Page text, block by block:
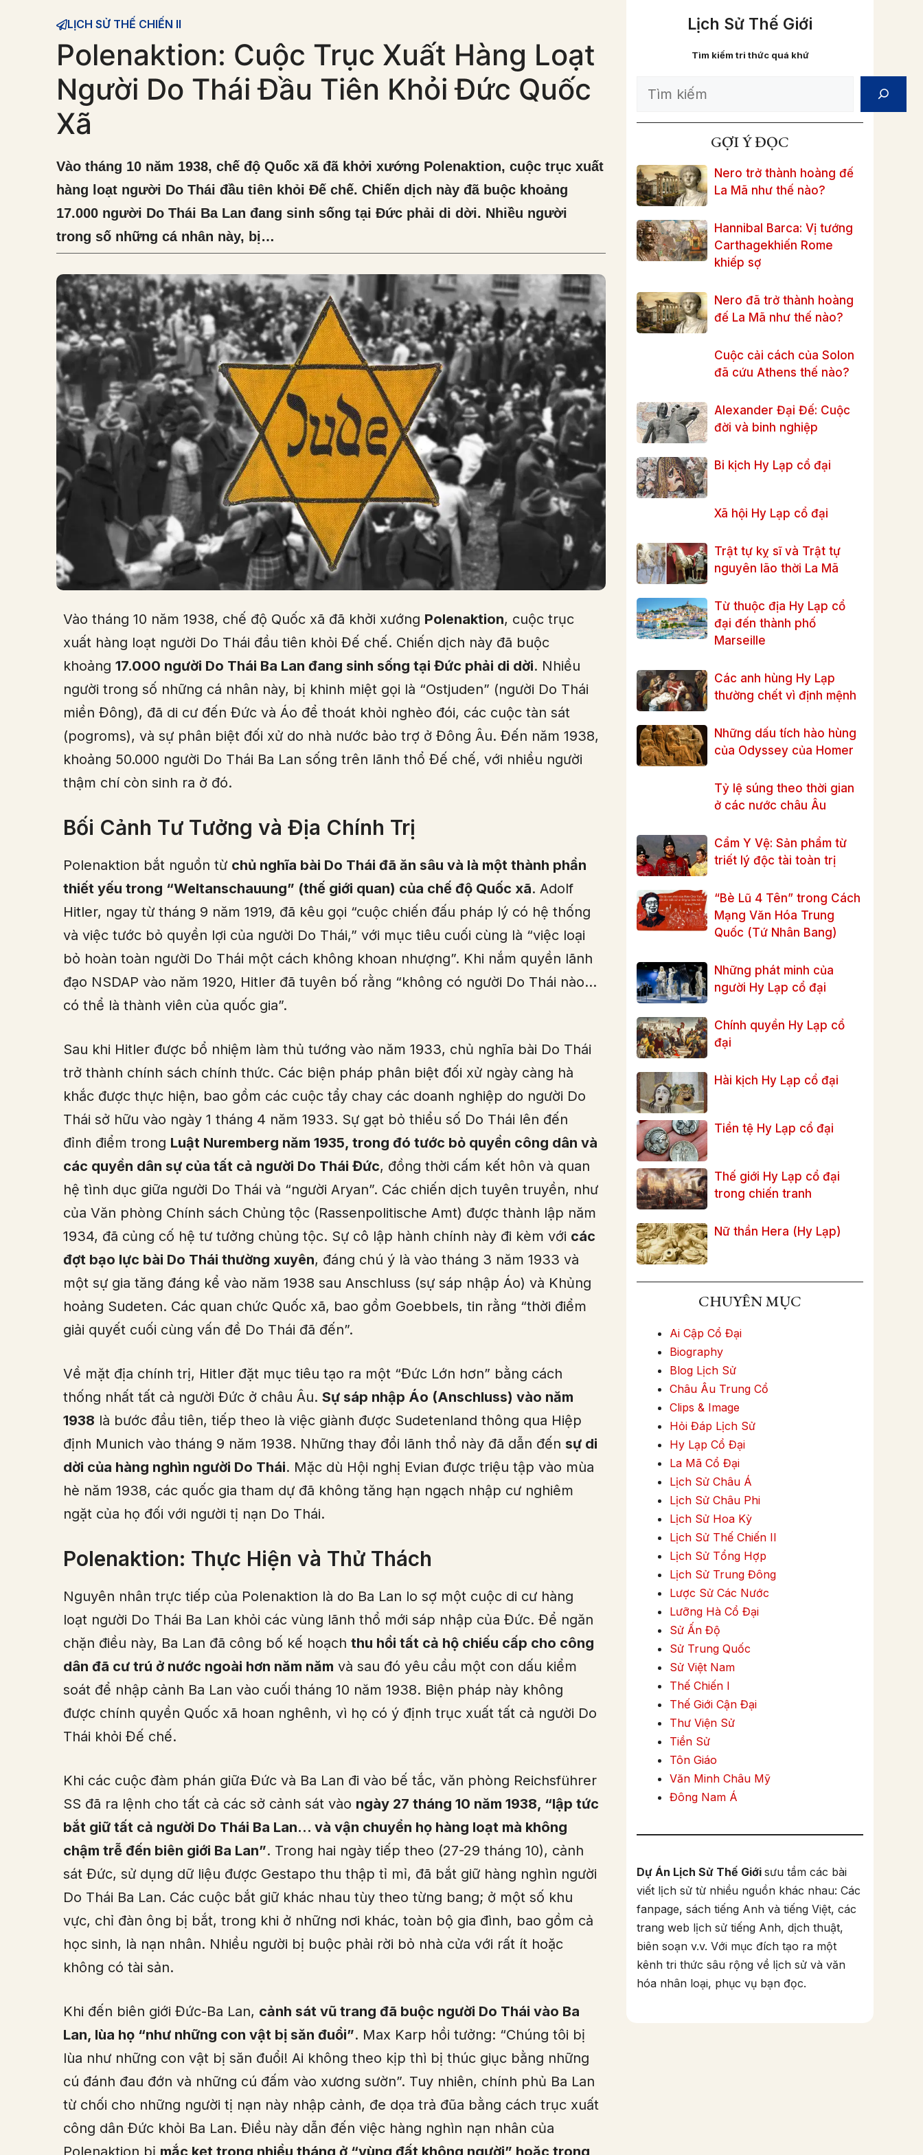
LỊCH SỬ THẾ CHIẾN II
Polenaktion: Cuộc Trục Xuất Hàng Loạt
Người Do Thái Đầu Tiên Khỏi Đức Quốc
Xã
Vào tháng 10 năm 1938, chế độ Quốc xã đã khởi xướng Polenaktion, cuộc trục xuất
hàng loạt người Do Thái đầu tiên khỏi Đế chế. Chiến dịch này đã buộc khoảng
17.000 người Do Thái Ba Lan đang sinh sống tại Đức phải di dời. Nhiều người
trong số những cá nhân này, bị…
Vào tháng 10 năm 1938, chế độ Quốc xã đã khởi xướng Polenaktion, cuộc trục
xuất hàng loạt người Do Thái đầu tiên khỏi Đế chế. Chiến dịch này đã buộc
khoảng 17.000 người Do Thái Ba Lan đang sinh sống tại Đức phải di dời. Nhiều
người trong số những cá nhân này, bị khinh miệt gọi là “Ostjuden” (người Do Thái
miền Đông), đã di cư đến Đức và Áo để thoát khỏi nghèo đói, các cuộc tàn sát
(pogroms), và sự phân biệt đối xử do nhà nước bảo trợ ở Đông Âu. Đến năm 1938,
khoảng 50.000 người Do Thái Ba Lan sống trên lãnh thổ Đế chế, với nhiều người
thậm chí còn sinh ra ở đó.
Bối Cảnh Tư Tưởng và Địa Chính Trị
Polenaktion bắt nguồn từ chủ nghĩa bài Do Thái đã ăn sâu và là một thành phần
thiết yếu trong “Weltanschauung” (thế giới quan) của chế độ Quốc xã. Adolf
Hitler, ngay từ tháng 9 năm 1919, đã kêu gọi “cuộc chiến đấu pháp lý có hệ thống
và việc tước bỏ quyền lợi của người Do Thái,” với mục tiêu cuối cùng là “việc loại
bỏ hoàn toàn người Do Thái một cách không khoan nhượng”. Khi nắm quyền lãnh
đạo NSDAP vào năm 1920, Hitler đã tuyên bố rằng “không có người Do Thái nào…
có thể là thành viên của quốc gia”.
Sau khi Hitler được bổ nhiệm làm thủ tướng vào năm 1933, chủ nghĩa bài Do Thái
trở thành chính sách chính thức. Các biện pháp phân biệt đối xử ngày càng hà
khắc được thực hiện, bao gồm các cuộc tẩy chay các doanh nghiệp do người Do
Thái sở hữu vào ngày 1 tháng 4 năm 1933. Sự gạt bỏ thiểu số Do Thái lên đến
đỉnh điểm trong Luật Nuremberg năm 1935, trong đó tước bỏ quyền công dân và
các quyền dân sự của tất cả người Do Thái Đức, đồng thời cấm kết hôn và quan
hệ tình dục giữa người Do Thái và “người Aryan”. Các chiến dịch tuyên truyền, như
của Văn phòng Chính sách Chủng tộc (Rassenpolitische Amt) được thành lập năm
1934, đã củng cố hệ tư tưởng chủng tộc. Sự cô lập hành chính này đi kèm với các
đợt bạo lực bài Do Thái thường xuyên, đáng chú ý là vào tháng 3 năm 1933 và
một sự gia tăng đáng kể vào năm 1938 sau Anschluss (sự sáp nhập Áo) và Khủng
hoảng Sudeten. Các quan chức Quốc xã, bao gồm Goebbels, tin rằng “thời điểm
giải quyết cuối cùng vấn đề Do Thái đã đến”.
Về mặt địa chính trị, Hitler đặt mục tiêu tạo ra một “Đức Lớn hơn” bằng cách
thống nhất tất cả người Đức ở châu Âu. Sự sáp nhập Áo (Anschluss) vào năm
1938 là bước đầu tiên, tiếp theo là việc giành được Sudetenland thông qua Hiệp
định Munich vào tháng 9 năm 1938. Những thay đổi lãnh thổ này đã dẫn đến sự di
dời của hàng nghìn người Do Thái. Mặc dù Hội nghị Evian được triệu tập vào mùa
hè năm 1938, các quốc gia tham dự đã không tăng hạn ngạch nhập cư nghiêm
ngặt của họ đối với người tị nạn Do Thái.
Polenaktion: Thực Hiện và Thử Thách
Nguyên nhân trực tiếp của Polenaktion là do Ba Lan lo sợ một cuộc di cư hàng
loạt người Do Thái Ba Lan khỏi các vùng lãnh thổ mới sáp nhập của Đức. Để ngăn
chặn điều này, Ba Lan đã công bố kế hoạch thu hồi tất cả hộ chiếu cấp cho công
dân đã cư trú ở nước ngoài hơn năm năm và sau đó yêu cầu một con dấu kiểm
soát để nhập cảnh Ba Lan vào cuối tháng 10 năm 1938. Biện pháp này không
được chính quyền Quốc xã hoan nghênh, vì họ có ý định trục xuất tất cả người Do
Thái khỏi Đế chế.
Khi các cuộc đàm phán giữa Đức và Ba Lan đi vào bế tắc, văn phòng Reichsführer
SS đã ra lệnh cho tất cả các sở cảnh sát vào ngày 27 tháng 10 năm 1938, “lập tức
bắt giữ tất cả người Do Thái Ba Lan… và vận chuyển họ hàng loạt mà không
chậm trễ đến biên giới Ba Lan”. Trong hai ngày tiếp theo (27-29 tháng 10), cảnh
sát Đức, sử dụng dữ liệu được Gestapo thu thập tỉ mỉ, đã bắt giữ hàng nghìn người
Do Thái Ba Lan. Các cuộc bắt giữ khác nhau tùy theo từng bang; ở một số khu
vực, chỉ đàn ông bị bắt, trong khi ở những nơi khác, toàn bộ gia đình, bao gồm cả
học sinh, là nạn nhân. Nhiều người bị buộc phải rời bỏ nhà cửa với rất ít hoặc
không có tài sản.
Khi đến biên giới Đức-Ba Lan, cảnh sát vũ trang đã buộc người Do Thái vào Ba
Lan, lùa họ “như những con vật bị săn đuổi”. Max Karp hồi tưởng: “Chúng tôi bị
lùa như những con vật bị săn đuổi! Ai không theo kịp thì bị thúc giục bằng những
cú đánh đau đớn và những cú đấm vào xương sườn”. Tuy nhiên, chính phủ Ba Lan
từ chối cho những người tị nạn này nhập cảnh, đe dọa trả đũa bằng cách trục xuất
công dân Đức khỏi Ba Lan. Điều này dẫn đến việc hàng nghìn nạn nhân của
Polenaktion bị mắc kẹt trong nhiều tháng ở “vùng đất không người” hoặc trong
Lịch Sử Thế Giới
Tìm kiếm tri thức quá khứ
Search
GỢI Ý ĐỌC
Nero trở thành hoàng đế
La Mã như thế nào?
Hannibal Barca: Vị tướng
Carthagekhiến Rome
khiếp sợ
Nero đã trở thành hoàng
đế La Mã như thế nào?
Cuộc cải cách của Solon
đã cứu Athens thế nào?
Alexander Đại Đế: Cuộc
đời và binh nghiệp
Bi kịch Hy Lạp cổ đại
Xã hội Hy Lạp cổ đại
Trật tự kỵ sĩ và Trật tự
nguyên lão thời La Mã
Từ thuộc địa Hy Lạp cổ
đại đến thành phố
Marseille
Các anh hùng Hy Lạp
thường chết vì định mệnh
Những dấu tích hào hùng
của Odyssey của Homer
Tỷ lệ súng theo thời gian
ở các nước châu Âu
Cẩm Y Vệ: Sản phẩm từ
triết lý độc tài toàn trị
“Bè Lũ 4 Tên” trong Cách
Mạng Văn Hóa Trung
Quốc (Tứ Nhân Bang)
Những phát minh của
người Hy Lạp cổ đại
Chính quyền Hy Lạp cổ
đại
Hài kịch Hy Lạp cổ đại
Tiền tệ Hy Lạp cổ đại
Thế giới Hy Lạp cổ đại
trong chiến tranh
Nữ thần Hera (Hy Lạp)
CHUYÊN MỤC
Ai Cập Cổ Đại
Biography
Blog Lịch Sử
Châu Âu Trung Cổ
Clips & Image
Hỏi Đáp Lịch Sử
Hy Lạp Cổ Đại
La Mã Cổ Đại
Lịch Sử Châu Á
Lịch Sử Châu Phi
Lịch Sử Hoa Kỳ
Lịch Sử Thế Chiến II
Lịch Sử Tổng Hợp
Lịch Sử Trung Đông
Lược Sử Các Nước
Lưỡng Hà Cổ Đại
Sử Ấn Độ
Sử Trung Quốc
Sử Việt Nam
Thế Chiến I
Thế Giới Cận Đại
Thư Viện Sử
Tiền Sử
Tôn Giáo
Văn Minh Châu Mỹ
Đông Nam Á
Dự Án Lịch Sử Thế Giới sưu tầm các bài
viết lịch sử từ nhiều nguồn khác nhau: Các
fanpage, sách tiếng Anh và tiếng Việt, các
trang web lịch sử tiếng Anh, dịch thuật,
biên soạn v.v. Với mục đích tạo ra một
kênh tri thức sâu rộng về lịch sử và văn
hóa nhân loại, phục vụ bạn đọc.